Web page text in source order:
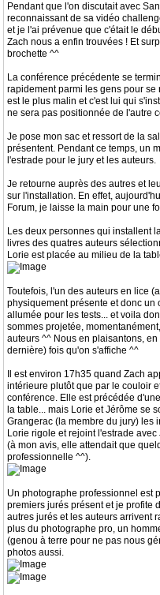
Pendant que l'on discutait avec
reconnaissant de sa vidéo
et je l'ai prévenue que c'était le
Zach nous a enfin trouvées ! Et
brochette ^^
La conférence précédente se
rapidement parmi les gens pour
est le plus malin et c'est lui qui
ne sera pas positionnée de l'autre
Je pose mon sac et ressort de la
présentent. Pendant ce temps, un
l'estrade pour le jury et les auteurs.
Je retourne auprès des autres et
sur l'installation. En effet,
Forum, je laisse la main pour une
Les deux personnes qui installent
livres des quatres auteurs
Lorie est placée au milieu de la
Toutefois, l'un des auteurs en lice
physiquement présente et donc
allumée pour les tests... et voila
sommes projetée,
auteurs ^^ Nous en plaisantons,
dernière) fois qu'on s'affiche ^^
Il est environ 17h35 quand Zach
intérieure plutôt que par le couloir
conférence. Elle est précédée
la table... mais Lorie et Jérôme se
Grangerac (la membre du jury) les
Lorie rigole et rejoint l'estrade
(à mon avis, elle attendait que
professionnelle ^^).
Un photographe professionnel est
premiers jurés présent et je profite
autres jurés et les auteurs arrivent
plus du photographe pro, un
(genou à terre pour ne pas nous
photos aussi.